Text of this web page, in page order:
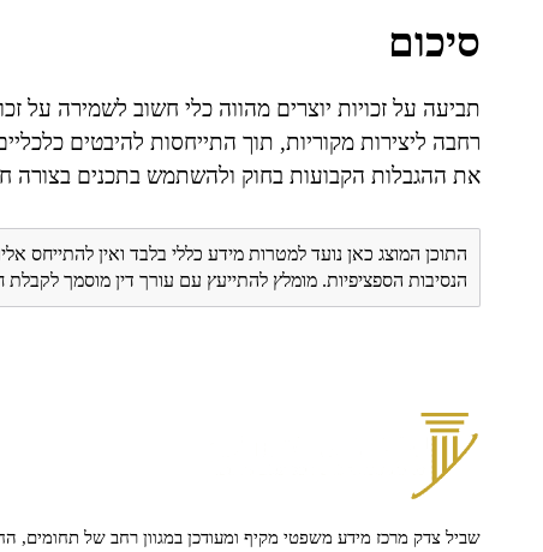
סיכום
תביעה על זכויות יוצרים מהווה כלי חשוב לשמירה על
רחבה ליצירות מקוריות, תוך התייחסות להיבטים
את ההגבלות הקבועות בחוק ולהשתמש בתכנים בצורה
התוכן המוצג כאן נועד למטרות מידע כללי בלבד ואין להתייחס
הנסיבות הספציפיות. מומלץ להתייעץ עם עורך דין מוסמך
שביל צדק מרכז מידע משפטי מקיף ומעודכן במגוון רחב של תחומים,